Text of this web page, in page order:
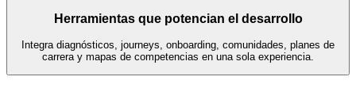
Herramientas que potencian el desarrollo
Integra diagnósticos, journeys, onboarding, comunidades, planes de
carrera y mapas de competencias en una sola experiencia.